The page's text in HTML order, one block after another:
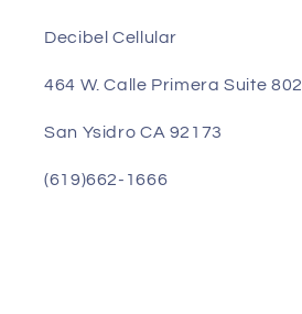
Decibel Cellular
464 W. Calle Primera Suite 802
San Ysidro CA 92173
(619)662-1666